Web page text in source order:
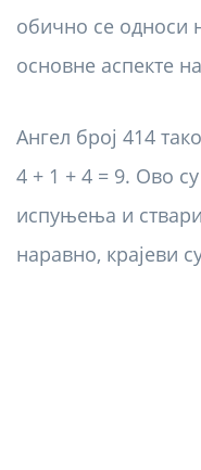
обично се односи
основне аспекте
Ангел број 414
4 + 1 + 4 = 9. Ово
испуњења и
наравно, крајеви